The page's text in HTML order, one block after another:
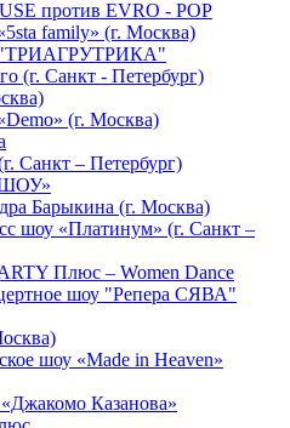
против EVRO - POP
family» (г. Москва)
"ТРИАГРУТРИКА"
(г. Санкт - Петербург)
(г. Москва)
Санкт – Петербург)
Барыкина (г. Москва)
шоу «Платинум» (г. Санкт –
Плюс – Women Dance
шоу "Репера СЯВА"
шоу «Made in Heaven»
Казанова»